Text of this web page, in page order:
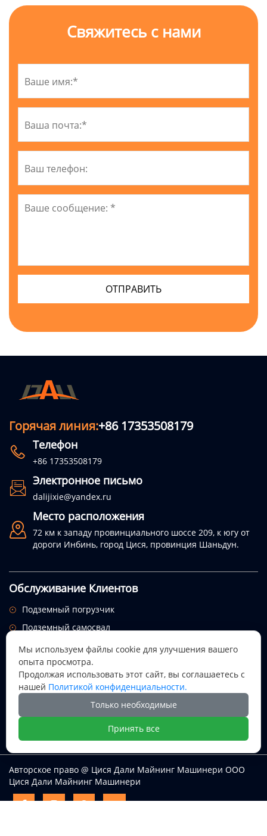
Свяжитесь с нами
Горячая линия:+86 17353508179
 Телефон
+86 17353508179
 Электронное письмо
dalijixie@yandex.ru

Место расположения
72 км к западу провинциального шоссе 209, к югу от
дороги Инбинь, город Цися, провинция Шаньдун.
Обслуживание Клиентов
 Подземный погрузчик
 Подземный самосвал
Служебный автомобиль
Подписаться на рассылку
Посмотрим, откуда придет этот праздник.

Авторское право @ Цися Дали Майнинг Машинери ООО
Цися Дали Майнинг Машинери
Мы используем файлы cookie для улучшения вашего
опыта просмотра.
Продолжая использовать этот сайт, вы соглашаетесь с
нашей Политикой конфиденциальности.
Только необходимые
Принять все